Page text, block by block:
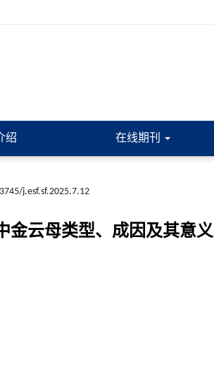
绍 在线期刊
j.esf.sf.2025.7.12
金云母类型、成因及其意义